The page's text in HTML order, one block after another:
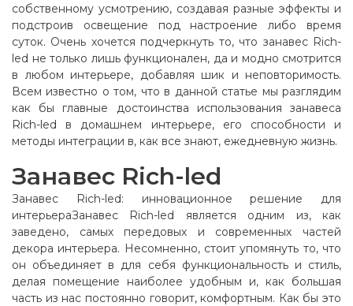
собственному усмотрению, создавая разные эффекты и
подстроив освещение под настроение либо время
суток. Очень хочется подчеркнуть то, что занавес Rich-
led не только лишь функционален, да и модно смотрится
в любом интерьере, добавляя шик и неповторимость.
Всем известно о том, что в данной статье мы разглядим
как бы главные достоинства использования занавеса
Rich-led в домашнем интерьере, его способности и
методы интеграции в, как все знают, ежедневную жизнь.
Занавес Rich-led
Занавес Rich-led: инновационное решение для
интерьераЗанавес Rich-led является одним из, как
заведено, самых передовых и современных частей
декора интерьера. Несомненно, стоит упомянуть то, что
он объединяет в для себя функциональность и стиль,
делая помещение наиболее удобным и, как большая
часть из нас постоянно говорит, комфортным. Как бы это